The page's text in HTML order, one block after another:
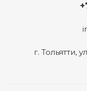
г. Тольятти,